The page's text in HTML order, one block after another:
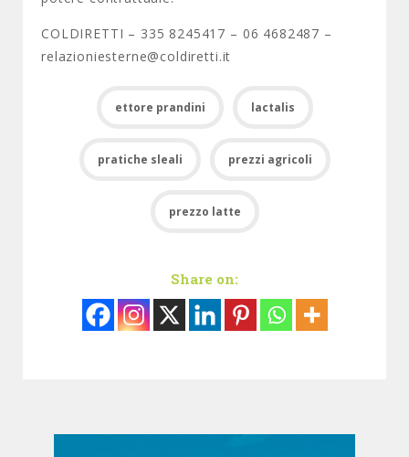
COLDIRETTI – 335 8245417 – 06 4682487 –
relazioniesterne@coldiretti.it
ettore prandini lactalis
pratiche sleali prezzi agricoli
prezzo latte
Share on: